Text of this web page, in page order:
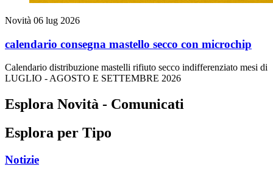
Novità 06 lug 2026
calendario consegna mastello secco con microchip
Calendario distribuzione mastelli rifiuto secco indifferenziato mesi di
LUGLIO - AGOSTO E SETTEMBRE 2026
Esplora Novità - Comunicati
Esplora per Tipo
Notizie